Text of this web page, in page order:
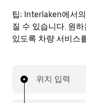
팁: Interlaken에서
질 수 있습니다. 원
있도록 차량 서비스
위치 입력